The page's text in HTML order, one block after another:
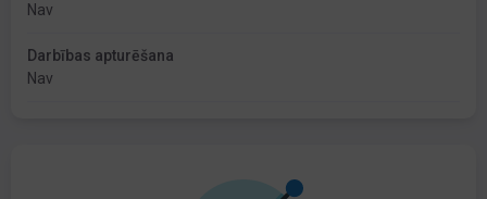
Nav
Darbības apturēšana
Nav